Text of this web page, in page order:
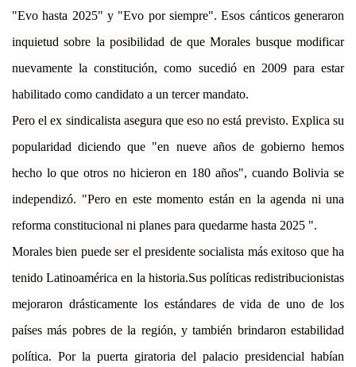
"Evo hasta 2025" y "Evo por siempre". Esos cánticos generaron
inquietud sobre la posibilidad de que Morales busque modificar
nuevamente la constitución, como sucedió en 2009 para estar
habilitado como candidato a un tercer mandato.
Pero el ex sindicalista asegura que eso no está previsto. Explica su
popularidad diciendo que "en nueve años de gobierno hemos
hecho lo que otros no hicieron en 180 años", cuando Bolivia se
independizó. "Pero en este momento están en la agenda ni una
reforma constitucional ni planes para quedarme hasta 2025 ".
Morales bien puede ser el presidente socialista más exitoso que ha
tenido Latinoamérica en la historia.Sus políticas redistribucionistas
mejoraron drásticamente los estándares de vida de uno de los
países más pobres de la región, y también brindaron estabilidad
política. Por la puerta giratoria del palacio presidencial habían